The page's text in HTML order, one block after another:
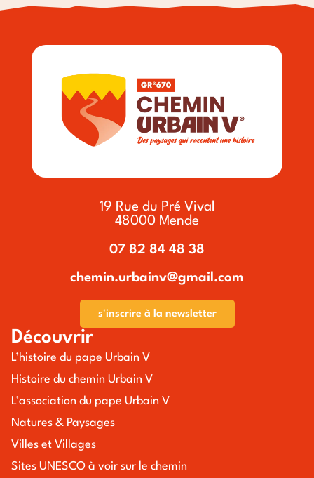
19 Rue du Pré Vival
48000 Mende
07 82 84 48 38
chemin.urbainv@gmail.com
s'inscrire à la newsletter
Découvrir
L’histoire du pape Urbain V
Histoire du chemin Urbain V
L’association du pape Urbain V
Natures & Paysages
Villes et Villages
Sites UNESCO à voir sur le chemin